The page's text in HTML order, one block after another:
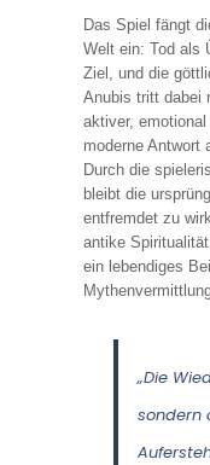
Das Spiel fängt
Welt ein: Tod als
Ziel, und die
Anubis tritt dabei
aktiver,
moderne Antwort
Durch die
bleibt die
entfremdet zu
antike
ein lebendiges
„Die
sondern